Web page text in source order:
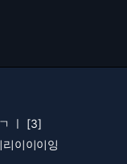
ㅣ [3]
리이이이잉